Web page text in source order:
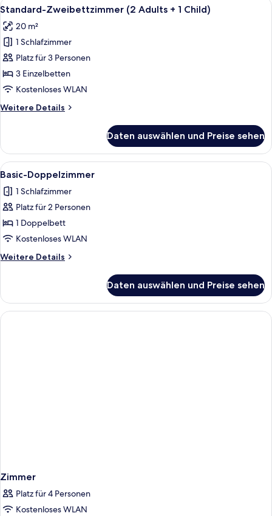
Adults)
Fotos
für
Standard-
Zweibettzimmer
(2
Adults
1
5
Standard-Zweibettzimmer (2 Adults + 1 Child)
20 m²
1 Schlafzimmer
Platz für 3 Personen
3 Einzelbetten
Kostenloses WLAN
Weitere Details
Weitere
Zweibettzimmer
(2
Adults
Child)
Daten auswählen und Preise sehen
Alle
Fotos
für
Basic-
Doppelzimmer
anzeigen
Ein Doppelbett mit zwei Kissen, ein
6
Basic-Doppelzimmer
1 Schlafzimmer
Platz für 2 Personen
1 Doppelbett
Kostenloses WLAN
Weitere Details
Weitere
Doppelzimmer
Daten auswählen und Preise sehen
Zimmer
Platz für 4 Personen
Kostenloses WLAN